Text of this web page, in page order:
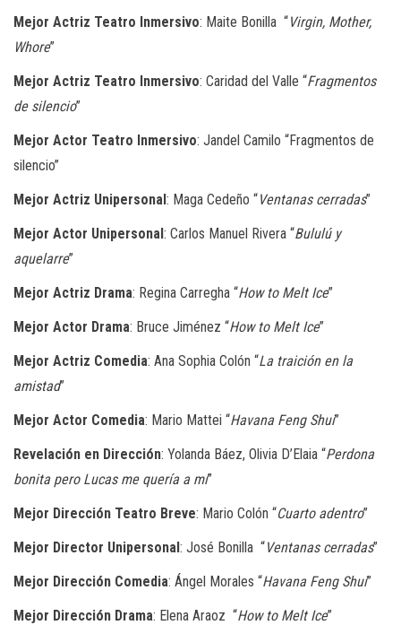
Mejor Actriz Teatro Inmersivo: Maite Bonilla “Virgin, Mother,
Whore”
Mejor Actriz Teatro Inmersivo: Caridad del Valle “Fragmentos
de silencio”
Mejor Actor Teatro Inmersivo: Jandel Camilo “Fragmentos de
silencio”
Mejor Actriz Unipersonal: Maga Cedeño “Ventanas cerradas”
Mejor Actor Unipersonal: Carlos Manuel Rivera “Bululú y
aquelarre”
Mejor Actriz Drama: Regina Carregha “How to Melt Ice”
Mejor Actor Drama: Bruce Jiménez “How to Melt Ice”
Mejor Actriz Comedia: Ana Sophia Colón “La traición en la
amistad”
Mejor Actor Comedia: Mario Mattei “Havana Feng Shui”
Revelación en Dirección: Yolanda Báez, Olivia D’Elaia “Perdona
bonita pero Lucas me quería a mí”
Mejor Dirección Teatro Breve: Mario Colón “Cuarto adentro”
Mejor Director Unipersonal: José Bonilla “Ventanas cerradas”
Mejor Dirección Comedia: Ángel Morales “Havana Feng Shui”
Mejor Dirección Drama: Elena Araoz “How to Melt Ice”